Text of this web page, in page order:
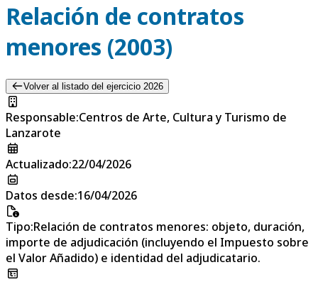
Relación de contratos
menores (2003)
Volver al listado del ejercicio 2026
Responsable:Centros de Arte, Cultura y Turismo de
Lanzarote
Actualizado:22/04/2026
Datos desde:16/04/2026
Tipo:Relación de contratos menores: objeto, duración,
importe de adjudicación (incluyendo el Impuesto sobre
el Valor Añadido) e identidad del adjudicatario.